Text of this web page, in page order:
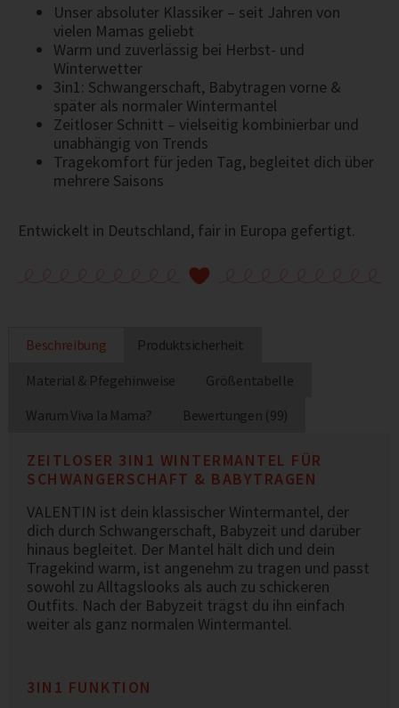
Unser absoluter Klassiker – seit Jahren von
vielen Mamas geliebt
Warm und zuverlässig bei Herbst- und
Winterwetter
3in1: Schwangerschaft, Babytragen vorne &
später als normaler Wintermantel
Zeitloser Schnitt – vielseitig kombinierbar und
unabhängig von Trends
Tragekomfort für jeden Tag, begleitet dich über
mehrere Saisons
Entwickelt in Deutschland, fair in Europa gefertigt.
Beschreibung
Produktsicherheit
Material & Pfegehinweise
Größentabelle
Warum Viva la Mama?
Bewertungen (99)
ZEITLOSER 3IN1 WINTERMANTEL FÜR
SCHWANGERSCHAFT & BABYTRAGEN
VALENTIN ist dein klassischer Wintermantel, der
dich durch Schwangerschaft, Babyzeit und darüber
hinaus begleitet. Der Mantel hält dich und dein
Tragekind warm, ist angenehm zu tragen und passt
sowohl zu Alltagslooks als auch zu schickeren
Outfits. Nach der Babyzeit trägst du ihn einfach
weiter als ganz normalen Wintermantel.
3IN1 FUNKTION